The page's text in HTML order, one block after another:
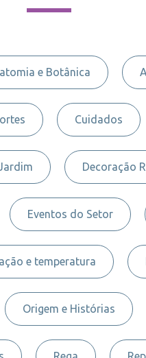
e Botânica
Cuidados
Decoração
Eventos do Setor
e temperatura
Origem e Histórias